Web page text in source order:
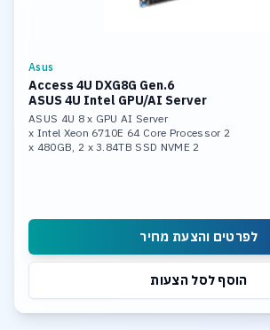
Asus
Access 4U DXG8G Gen.6
ASUS 4U Intel GPU/AI Server
ASUS 4U 8 x GPU AI Server
2 x Intel Xeon 6710E 64 Core Processor
2 x 480GB, 2 x 3.84TB SSD NVME
לפרטים והצעת מחיר
הוסף לסל הצעות